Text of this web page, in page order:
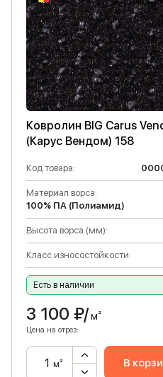
Ковролин BIG Carus
(Карус Вендом) 158
Код товара:
Материал ворса:
100% ПА (Полиамид)
Высота ворса (мм):
Класс износостойкости:
Есть в наличии
3 100 ₽/м²
Цена на отрез:
м² В